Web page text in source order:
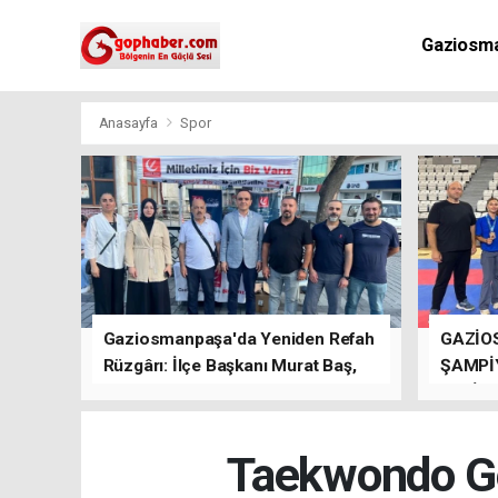
Anasayfa Spor
Gaziosmanpaşa'da Yeniden Refah
Rüzgârı: İlçe Başkanı Murat Baş,
Taekwondo